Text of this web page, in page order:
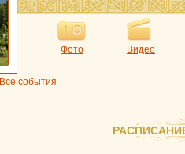
Фото Видео
Все события